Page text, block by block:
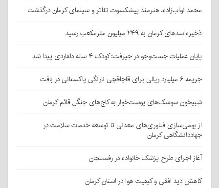
محمد نواب‌زاده، هنرمند پیشکسوت تئاتر و سینمای کرمان درگذشت
ذخیره سدهای کرمان به ۲۴۹ میلیون مترمکعب رسید
پایان عملیات جست‌وجو در جیرفت؛ کودک ۴ ساله دلفاردی پیدا شد
جریمه ۶ میلیارد ریالی برای قاچاقچی نارنگی پاکستانی در بافت
شبیخون سوسک‌های پوست‌خوار به کاج‌های جنگل قائم کرمان
از بومی‌سازی فناوری‌های معدنی تا توسعه خدمات سلامت در
جهاددانشگاهی کرمان
آغاز اجرای طرح پزشک خانواده در رفسنجان
کاهش دید افقی و کیفیت هوا در استان کرمان